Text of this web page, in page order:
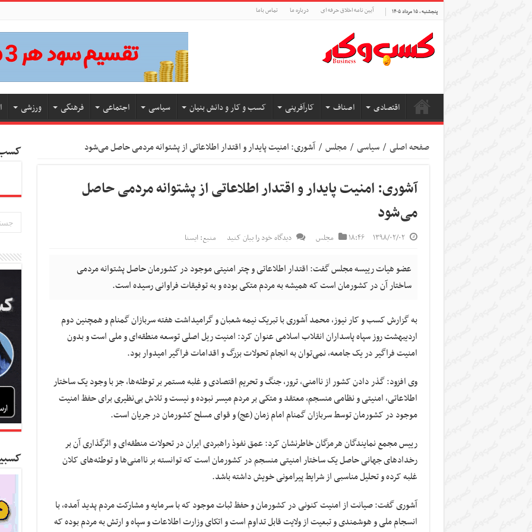
پنجشنبه , ۱۵ مرداد ۱۴۰۵ آیین نامه اخلاق حرفه ای درباره ما تماس باما
اقتصادی اصناف کارآفرینی کسب و کار و دانش بنیان سیاسی اجتماعی فرهنگی ورزشی
صفحه اصلی / سیاسی / مجلس / آشوری: امنیت پایدار و اقتدار اطلاعاتی از پشتوانه مردمی حاصل می‌شود
آشوری: امنیت پایدار و اقتدار اطلاعاتی از پشتوانه مردمی حاصل
می‌شود
۱۳۹۸/۰۲/۰۲ ۱۸:۴۶ مجلس دیدگاه خود را بیان کنید منبع: ایسنا
عضو هیات رییسه مجلس گفت: اقتدار اطلاعاتی و چتر امنیتی موجود در کشورمان حاصل پشتوانه مردمی
ساختار آن در کشورمان است که همیشه به مردم متکی بوده و به توفیقات فراوانی رسیده است.
به گزارش کسب و کار نیوز، محمد آشوری با تبریک نیمه شعبان و گرامیداشت هفته سربازان گمنام و همچنین دوم
اردیبهشت روز سپاه پاسداران انقلاب اسلامی عنوان کرد: امنیت ریل اصلی توسعه منطقه‌ای و ملی است و بدون
امنیت فراگیر در یک جامعه، نمی‌توان به انجام تحولات بزرگ و اقدامات فراگیر امیدوار بود.
وی افزود: گذر دادن کشور از ناامنی، ترور، جنگ و تحریم اقتصادی و غلبه مستمر بر توطئه‌ها، جز با وجود یک ساختار
اطلاعاتی، امنیتی و نظامی منسجم، معتقد و متکی بر مردم میسر نبوده و نیست و تلاش بی‌نظیری برای حفظ امنیت
موجود در کشورمان توسط سربازان گمنام امام زمان (عج) و قوای مسلح کشورمان در جریان است.
رییس مجمع نمایندگان هرمزگان خاطرنشان کرد: عمق نفوذ راهبردی ایران در تحولات منطقه‌ای و اثرگذاری آن بر
رخدادهای جهانی حاصل یک ساختار امنیتی منسجم در کشورمان است که توانسته بر ناامنی‌ها و توطئه‌های کلان
غلبه کرده و تحلیل مناسبی از شرایط پیرامونی خویش داشته باشد.
آشوری گفت: صیانت از امنیت کنونی در کشورمان و حفظ ثبات موجود که با سرمایه و مشارکت مردم پدید آمده، با
انسجام ملی و هوشمندی و تبعیت از ولایت قابل تداوم است و اتکای وزارت اطلاعات و سپاه و ارتش به مردم بوده که
کسب